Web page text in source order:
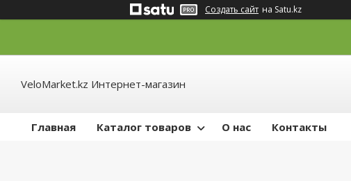
Создать сайт на Satu.kz
VeloMarket.kz Интернет-магазин
Главная Каталог товаров О нас Контакты